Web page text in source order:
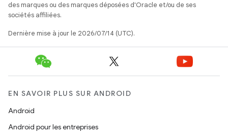
des marques ou des marques déposées d'Oracle et/ou de ses
sociétés affiliées.
Dernière mise à jour le 2026/07/14 (UTC).
EN SAVOIR PLUS SUR ANDROID
Android
Android pour les entreprises